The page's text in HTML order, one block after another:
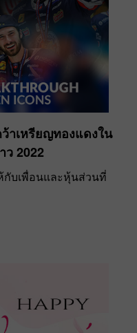
าเหรียญทองแดงใน
2022
กับเพื่อนและหุ้นส่วนที่